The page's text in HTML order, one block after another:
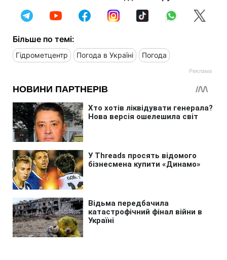
Більше по темі:
Гідрометцентр Погода в Україні Погода